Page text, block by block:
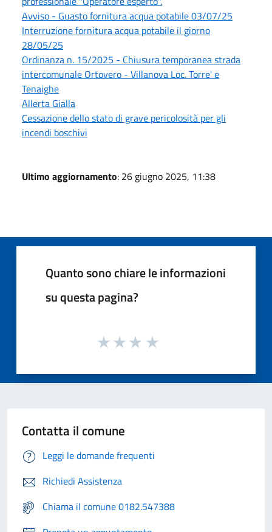
Avviso - Guasto fornitura acqua potabile 03/07/25
Interruzione fornitura acqua potabile il giorno
28/05/25
Ordinanza n. 15/2025 - Chiusura temporanea strada
intercomunale Ortovero - Villanova Loc. Torre' e
Tenaighe
Allerta Gialla
Cessazione dello stato di grave pericolosità per gli
incendi boschivi
Ultimo aggiornamento: 26 giugno 2025, 11:38
Quanto sono chiare le informazioni
su questa pagina?
Contatta il comune
Leggi le domande frequenti
Richiedi Assistenza
Chiama il comune 0182.547388